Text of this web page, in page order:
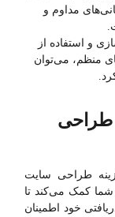
مداوم و
و استفاده از
منظم، می‌توان
طراحی
طراحی سایت
شما کمک می‌کند تا
خود اطمینان